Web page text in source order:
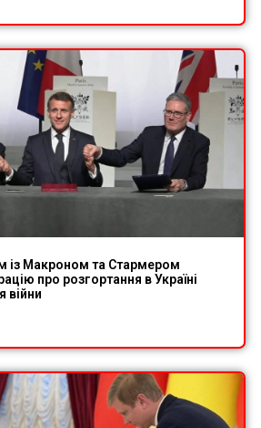
із Макроном та Стармером
про розгортання в Україні
війни